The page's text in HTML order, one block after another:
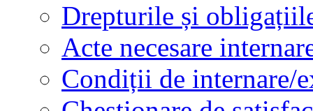
Drepturile și
Acte necesare
Condiții de internare/